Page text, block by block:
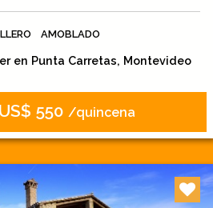
AMOBLADO
en Punta Carretas, Montevideo
550 /quincena